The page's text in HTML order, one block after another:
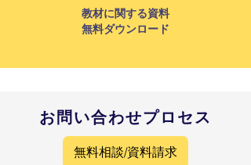
教材に関する資料
無料ダウンロード
​お問い合わせプロセス
無料相談/資料請求